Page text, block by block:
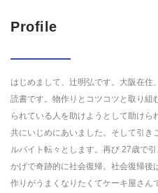
Profile
はじめまして、辻明弘です。大阪在住
読書です。物作りとコツコツと取り組
られている人を助けようとして助けら
共にいじめにあいました。そして引き
ルバイト転々とします。再び 27歳で
かげで奇跡的に社会復帰。社会復帰後
作りがうまくなりたくてケーキ屋さん